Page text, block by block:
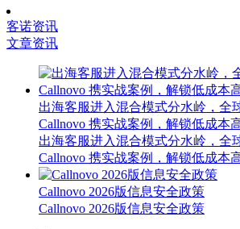
客诺资讯
文章资讯
出海客服进入混合模式分水岭，全
Callnovo 携实战案例，解锁低成本
出海客服进入混合模式分水岭，全
Callnovo 携实战案例，解锁低成本
Callnovo 2026版信息安全政策
Callnovo 2026版信息安全政策